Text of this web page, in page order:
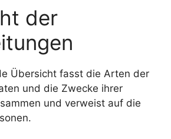
der
Übersicht fasst die Arten der
und die Zwecke ihrer
und verweist auf die